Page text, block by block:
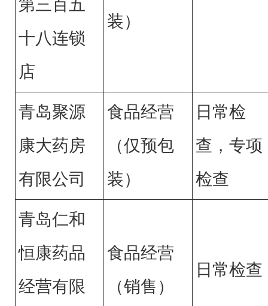
第三百五
十八连锁
店
装）
青岛聚源
康大药房
有限公司
食品经营
（仅预包
装）
日常检
查，专项
检查
青岛仁和
恒康药品
经营有限
食品经营
（销售）
日常检查